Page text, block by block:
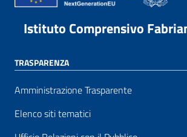
Istituto Comprensivo
TRASPARENZA
Amministrazione Trasparente
Elenco siti tematici